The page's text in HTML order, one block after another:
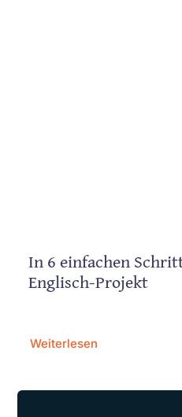
In 6 einfachen
Englisch-Projekt
Weiterlesen